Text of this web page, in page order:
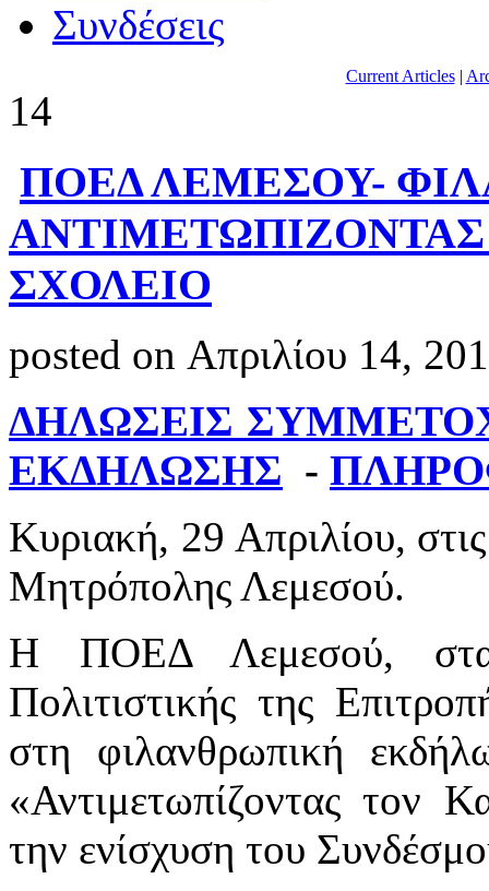
Συνδέσεις
Current Articles|
14
ΠΟΕΔ ΛΕΜΕΣΟΥ-
ΣΧΟΛΕΙΟ
posted on Απριλίου 14,
ΔΗΛΩΣΕΙΣ
ΕΚΔΗΛΩΣΗΣ -
Κυριακή, 29 Απριλίου,
Μητρόπολης Λεμεσού.
Η ΠΟΕΔ Λεμεσού, στα
Πολιτιστικής της
στη φιλανθρωπική
«Αντιμετωπίζοντας τον
την ενίσχυση του